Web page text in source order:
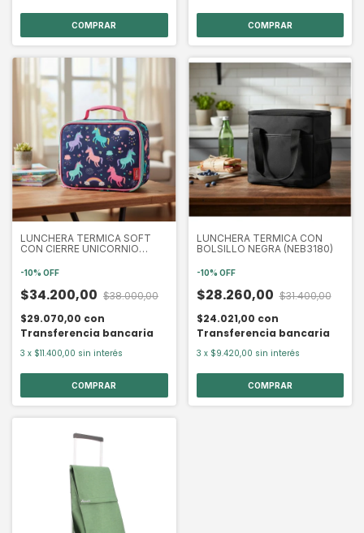
LUNCHERA TERMICA SOFT
CON CIERRE UNICORNIO
-10% OFF
$34.200,00 $38.000,00
$29.070,00 con
Transferencia bancaria
3 x $11.400,00 sin interés
LUNCHERA TERMICA CON
BOLSILLO NEGRA (NEB3180)
-10% OFF
$28.260,00 $31.400,00
$24.021,00 con
Transferencia bancaria
3 x $9.420,00 sin interés